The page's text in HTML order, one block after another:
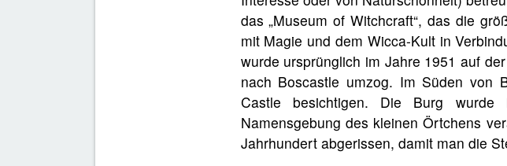
das „Museum of Witchcraft“, das die
mit Magie und dem Wicca-Kult in
wurde ursprünglich im Jahre 1951 auf
nach Boscastle umzog. Im Süden von
Castle besichtigen. Die Burg
Namensgebung des kleinen Örtchens
Jahrhundert abgerissen, damit man die